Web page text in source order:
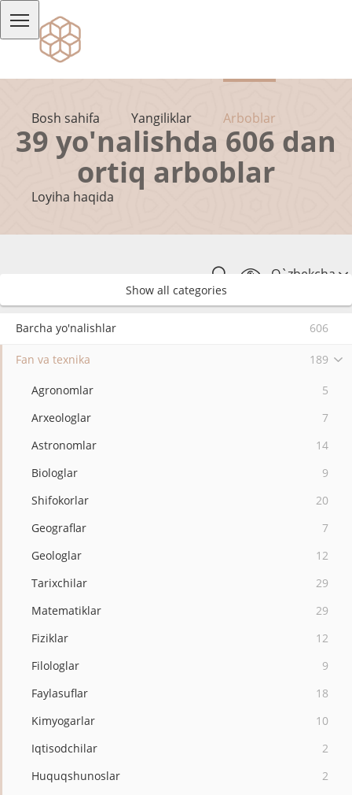
Bosh sahifa Yangiliklar Arboblar
Loyiha haqida
O`zbekcha
39 yo'nalishda 606 dan
ortiq arboblar
Show all categories
Barcha yo'nalishlar 606
Fan va texnika 189
Agronomlar
5
Arxeologlar
7
Astronomlar
14
Biologlar
9
Shifokorlar
20
Geograflar
7
Geologlar
12
Tarixchilar
29
Matematiklar
29
Fiziklar
12
Filologlar
9
Faylasuflar
18
Kimyogarlar
10
Iqtisodchilar
2
Huquqshunoslar
2